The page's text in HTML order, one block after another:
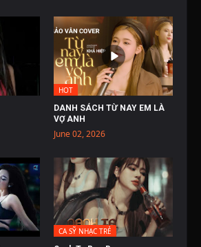
HOT
DANH SÁCH TỪ NAY EM LÀ
VỢ ANH
June 02, 2026
CA SỸ NHẠC TRẺ